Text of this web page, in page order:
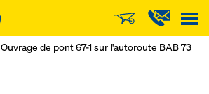
Ouvrage de pont 67-1 sur l'autoroute BAB 73